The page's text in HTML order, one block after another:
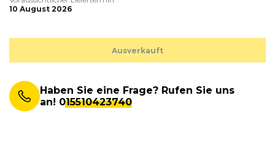
10 August 2026
Ausverkauft
Haben Sie eine Frage? Rufen Sie uns
an! 015510423740